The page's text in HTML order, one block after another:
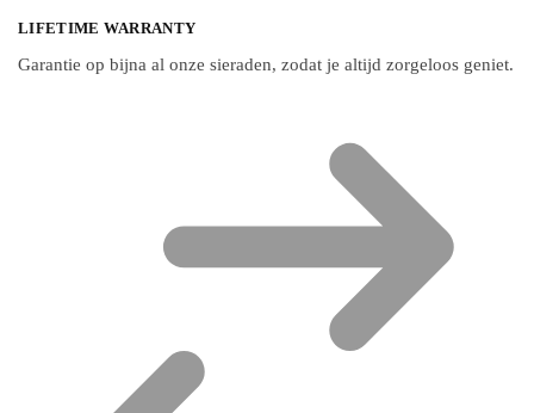
LIFETIME WARRANTY
Garantie op bijna al onze sieraden, zodat je altijd zorgeloos geniet.